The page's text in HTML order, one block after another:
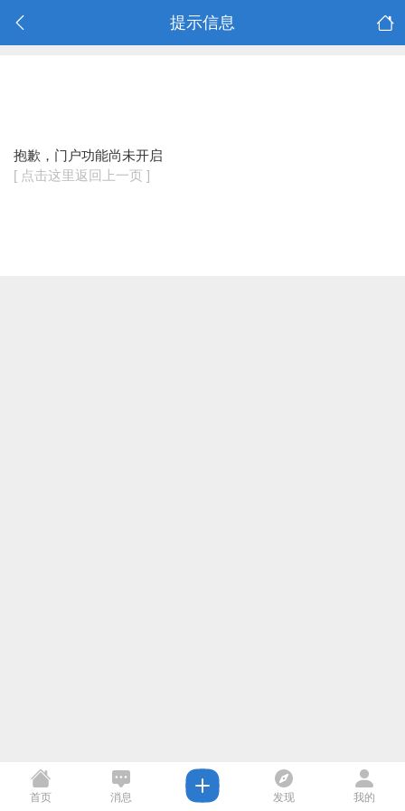
提示信息
抱歉，门户功能尚未开启
[ 点击这里返回上一页 ]
首页 消息 发现 我的